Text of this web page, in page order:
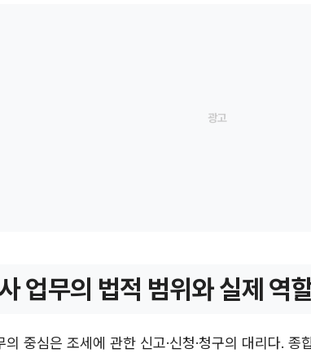
업무의 법적 범위와 실제 역
의 중심은 조세에 관한 신고·신청·청구의 대리다.